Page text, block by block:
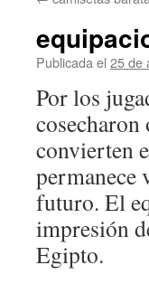
Publicada el 25 de
Por los
convierten
permanece
futuro. El
impresión
Egipto.